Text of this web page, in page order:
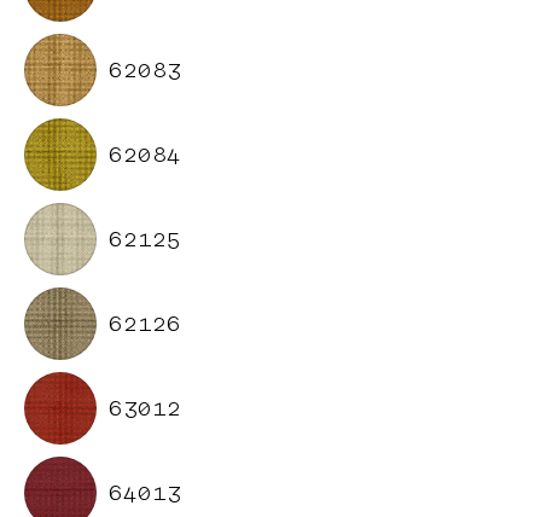
62083
62084
62125
62126
63012
64013